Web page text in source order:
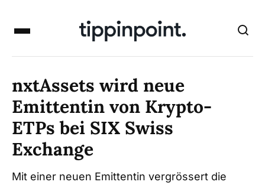
nxtAssets wird neue
Emittentin von Krypto-
ETPs bei SIX Swiss
Exchange
Mit einer neuen Emittentin vergrössert die